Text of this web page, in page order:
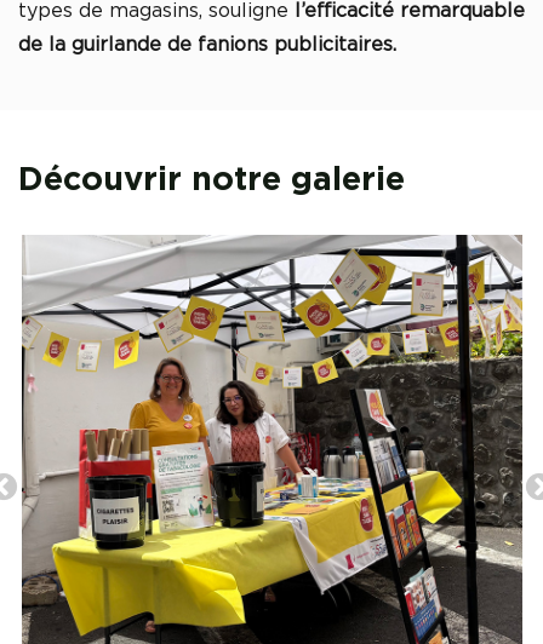
types de magasins, souligne
l’efficacité remarquable
de la guirlande de fanions publicitaires.
Découvrir notre galerie